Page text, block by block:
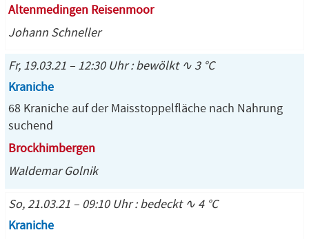
Altenmedingen Reisenmoor
Johann Schneller
Fr, 19.03.21 – 12:30 Uhr : bewölkt ∿ 3 °C
Kraniche
68 Kraniche auf der Maisstoppelfläche nach Nahrung
suchend
Brockhimbergen
Waldemar Golnik
So, 21.03.21 – 09:10 Uhr : bedeckt ∿ 4 °C
Kraniche